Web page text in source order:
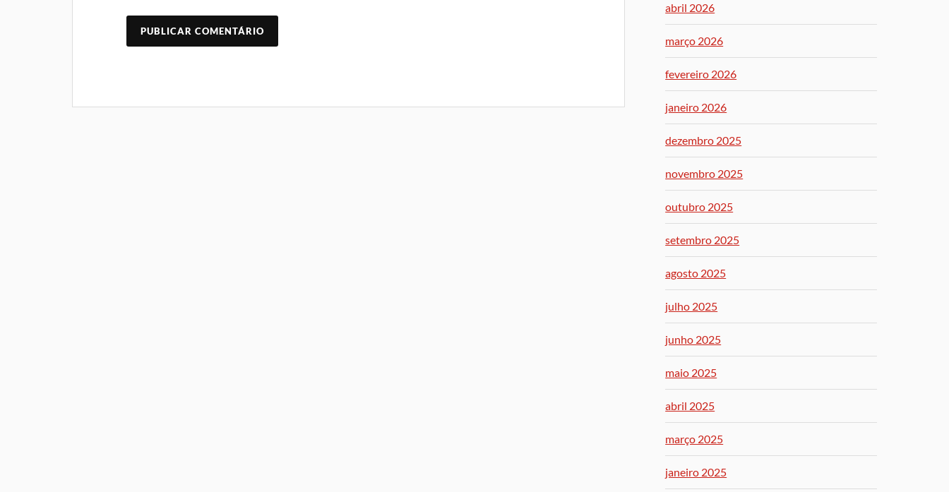
abril 2026
março 2026
fevereiro 2026
janeiro 2026
dezembro 2025
novembro 2025
outubro 2025
setembro 2025
agosto 2025
julho 2025
junho 2025
maio 2025
abril 2025
março 2025
janeiro 2025